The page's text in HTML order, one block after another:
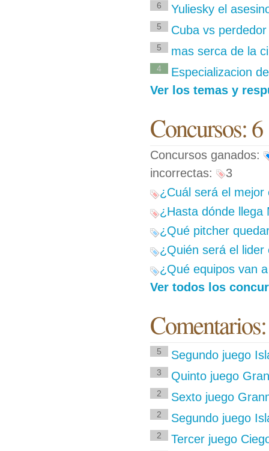
6 Yuliesky el
5 Cuba vs
5 mas serca de la
4
Especializacion
Ver los temas y
Concursos: 6
Concursos ganados:
incorrectas:
3
¿Cuál será el
¿Hasta dónde llega
¿Qué pitcher
¿Quién será el lider
¿Qué equipos van
Ver todos los
5 Segundo juego
3 Quinto juego
2 Sexto juego
2 Segundo juego
2 Tercer juego